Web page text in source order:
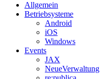
Allgemein
Betriebsysteme
Android
iOS
Windows
Events
JAX
NeueVerwaltung